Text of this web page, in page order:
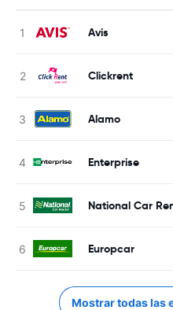
Avis
Clickrent
Alamo
Enterprise
National Car
Europcar
Mostrar todas las